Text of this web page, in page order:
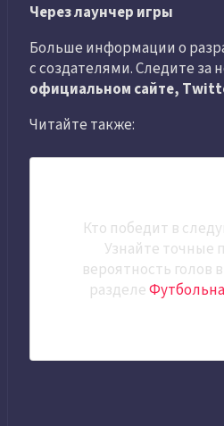
Через лаунчер игры
Больше информации о
с создателями. Следите за
официальном сайте,
Читайте также:
Кто победит в
Узнайте точные
вероятность голов
разделе